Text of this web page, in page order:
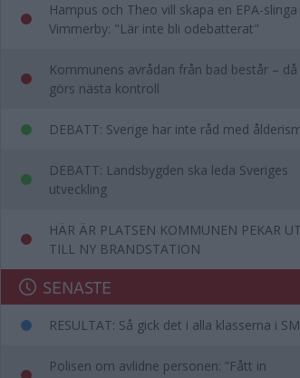
Hampus och Theo vill skapa en EPA-slinga
Vimmerby: "Lär inte bli odebatterat"
Kommunens avrådan från bad består – då
görs nästa kontroll
DEBATT: Sverige har inte råd med
DEBATT: Landsbygden ska leda Sveriges
utveckling
HÄR ÄR PLATSEN KOMMUNEN PEKAR UT
TILL NY BRANDSTATION
SENASTE
RESULTAT: Så gick det i alla klasserna i SM
Polisen om avlidne personen: ”Fått in